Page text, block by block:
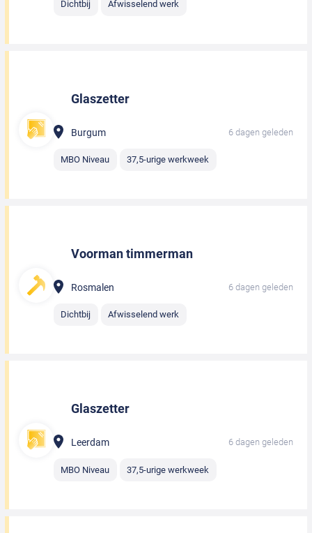
Dichtbij Afwisselend werk
Glaszetter
Burgum 6 dagen geleden
MBO Niveau 37,5-urige werkweek
Voorman timmerman
Rosmalen 6 dagen geleden
Dichtbij Afwisselend werk
Glaszetter
Leerdam 6 dagen geleden
MBO Niveau 37,5-urige werkweek